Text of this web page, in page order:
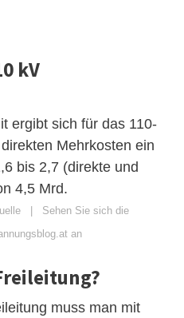
kV
ergibt sich für das 110-
Mehrkosten ein
bis 2,7 (direkte und
4,5 Mrd.
Sehen Sie sich die
an
muss man mit